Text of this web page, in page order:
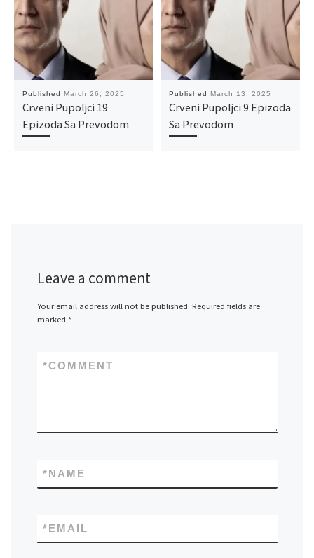
Published March 26, 2025
Crveni Pupoljci 19
Epizoda Sa Prevodom
Published March 13, 2025
Crveni Pupoljci 9 Epizoda
Sa Prevodom
Leave a comment
Your email address will not be published. Required fields are
marked *
COMMENT
*
NAME
*
EMAIL
*